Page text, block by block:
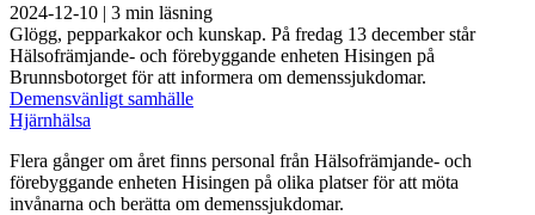
2024-12-10 | 3 min läsning
Glögg, pepparkakor och kunskap. På fredag 13 december står
Hälsofrämjande- och förebyggande enheten Hisingen på
Brunnsbotorget för att informera om demenssjukdomar.
Demensvänligt samhälle
Hjärnhälsa
Flera gånger om året finns personal från Hälsofrämjande- och
förebyggande enheten Hisingen på olika platser för att möta
invånarna och berätta om demenssjukdomar.